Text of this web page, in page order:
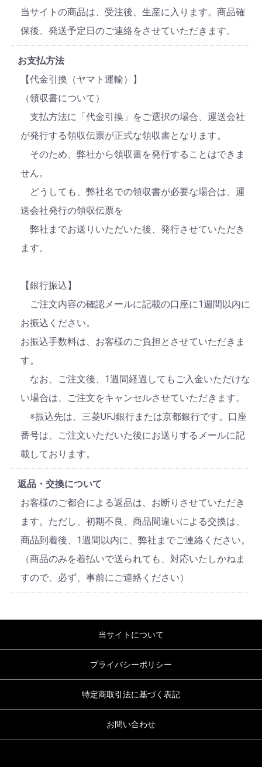
当サイトの商品は、受注後、生産に入ります。商品確
保後、発送予定日のご連絡をさせていただきます。
お支払方法
【代金引換（ヤマト運輸）】
（領収書について）
支払方法に「代金引換」をご選択の場合、運送会社
が発行する領収伝票が正式な領収書となります。
そのため、弊社から領収書を発行することはできま
せん。
どうしても、弊社名での領収書が必要な場合は、運
送会社発行の領収伝票を
弊社までお送りいただいた後、発行させていただき
ます。
【銀行振込】
ご注文内容の確認メールに記載の口座に1週間以内に
お振込ください。
お振込手数料は、お客様のご負担とさせていただきま
す。
なお、ご注文後、1週間経過してもご入金いただけな
い場合は、ご注文をキャンセルさせていただきます。
※振込先は、三菱UFJ銀行または京都銀行です。口座
番号は、ご注文いただいた後にお送りするメールに記
載しております。
返品・交換について
お客様のご都合による返品は、お断りさせていただき
ます。ただし、初期不良、商品間違いによる交換は、
商品到着後、1週間以内に、弊社までご連絡ください。
（商品のみを着払いで送られても、対応いたしかねま
すので、必ず、事前にご連絡ください）
当サイトについて
プライバシーポリシー
特定商取引法に基づく表記
お問い合わせ